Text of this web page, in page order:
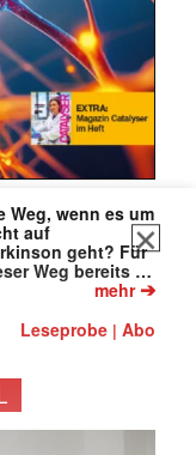
Weg, wenn es um
auf
geht? Für
Weg bereits …
mehr➔
Leseprobe |Abo